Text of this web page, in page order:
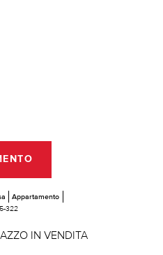
Appartamento
322
IN VENDITA